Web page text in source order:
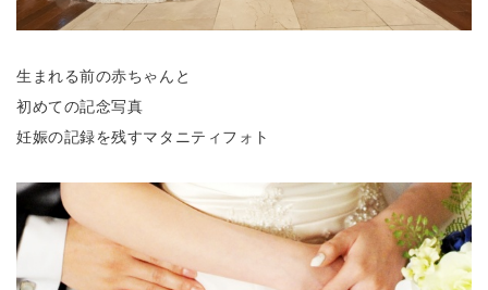
生まれる前の赤ちゃんと
初めての記念写真
妊娠の記録を残すマタニティフォト